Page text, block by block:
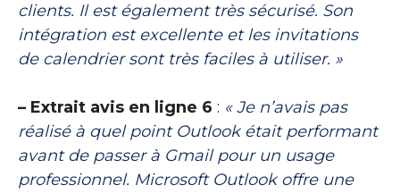
clients. Il est également très sécurisé. Son
intégration est excellente et les invitations
de calendrier sont très faciles à utiliser. »
– Extrait avis en ligne 6 : « Je n’avais pas
réalisé à quel point Outlook était performant
avant de passer à Gmail pour un usage
professionnel. Microsoft Outlook offre une